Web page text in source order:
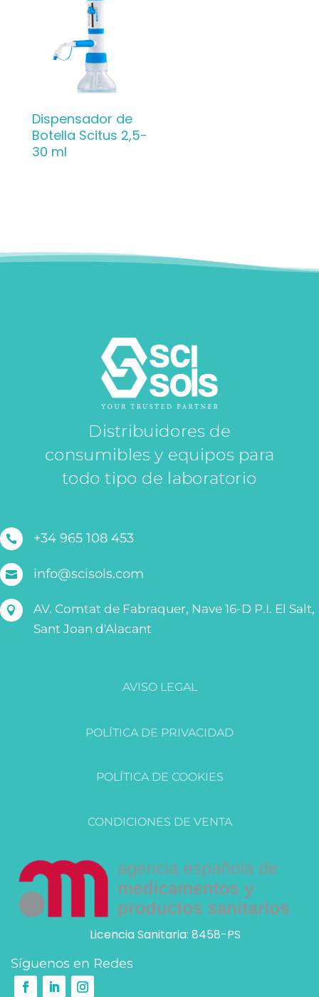
Dispensador de
Botella Scitus 2,5-
30 ml
Distribuidores de
consumibles y equipos para
todo tipo de laboratorio
 +34 965 108 453
 info@scisols.com

AV. Comtat de Fabraquer, Nave 16-D P.I. El Salt,
Sant Joan d'Alacant
AVISO LEGAL
POLÍTICA DE PRIVACIDAD
POLÍTICA DE COOKIES
CONDICIONES DE VENTA
Licencia Sanitaria: 8458-PS
Síguenos en Redes